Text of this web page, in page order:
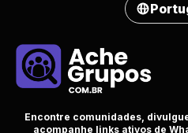
Encontre comunidades,
acompanhe links ativos de